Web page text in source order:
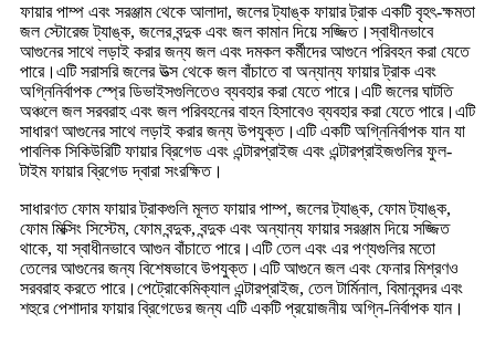
ফায়ার পাম্প এবং সরঞ্জাম থেকে আলাদা, জলের ট্যাঙ্ক ফায়ার ট্রাক একটি বৃহৎ-ক্ষমতা
জল স্টোরেজ ট্যাঙ্ক, জলের বন্দুক এবং জল কামান দিয়ে সজ্জিত।স্বাধীনভাবে
আগুনের সাথে লড়াই করার জন্য জল এবং দমকল কর্মীদের আগুনে পরিবহন করা যেতে
পারে।এটি সরাসরি জলের উত্স থেকে জল বাঁচাতে বা অন্যান্য ফায়ার ট্রাক এবং
অগ্নিনির্বাপক স্প্রে ডিভাইসগুলিতেও ব্যবহার করা যেতে পারে।এটি জলের ঘাটতি
অঞ্চলে জল সরবরাহ এবং জল পরিবহনের বাহন হিসাবেও ব্যবহার করা যেতে পারে।এটি
সাধারণ আগুনের সাথে লড়াই করার জন্য উপযুক্ত।এটি একটি অগ্নিনির্বাপক যান যা
পাবলিক সিকিউরিটি ফায়ার ব্রিগেড এবং এন্টারপ্রাইজ এবং এন্টারপ্রাইজগুলির ফুল-
টাইম ফায়ার ব্রিগেড দ্বারা সংরক্ষিত।
সাধারণত ফোম ফায়ার ট্রাকগুলি মূলত ফায়ার পাম্প, জলের ট্যাঙ্ক, ফোম ট্যাঙ্ক,
ফোম মিক্সিং সিস্টেম, ফোম বন্দুক, বন্দুক এবং অন্যান্য ফায়ার সরঞ্জাম দিয়ে সজ্জিত
থাকে, যা স্বাধীনভাবে আগুন বাঁচাতে পারে।এটি তেল এবং এর পণ্যগুলির মতো
তেলের আগুনের জন্য বিশেষভাবে উপযুক্ত।এটি আগুনে জল এবং ফেনার মিশ্রণও
সরবরাহ করতে পারে।পেট্রোকেমিক্যাল এন্টারপ্রাইজ, তেল টার্মিনাল, বিমানবন্দর এবং
শহুরে পেশাদার ফায়ার ব্রিগেডের জন্য এটি একটি প্রয়োজনীয় অগ্নি-নির্বাপক যান।